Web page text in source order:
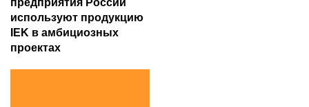
используют продукцию
IEK в амбициозных
проектах